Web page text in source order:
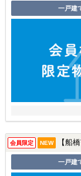
一戸建
会員限定 NEW 【船
一戸建